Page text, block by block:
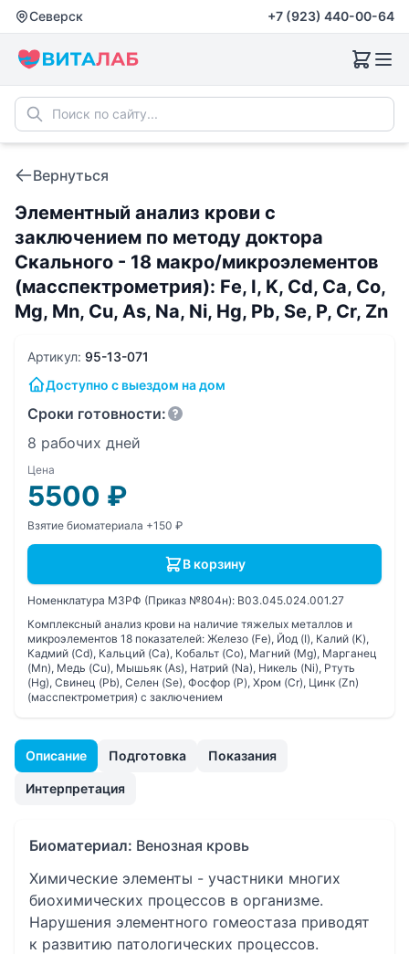
Северск +7 (923) 440-00-64
Вернуться
Элементный анализ крови с
заключением по методу доктора
Скального - 18 макро/микроэлементов
(масспектрометрия): Fе, I, K, Cd, Ca, Co,
Mg, Mn, Cu, As, Na, Ni, Hg, Pb, Se, P, Cr, Zn
Описание Подготовка Показания
Интерпретация
Биоматериал: Венозная кровь
Химические элементы - участники многих
биохимических процессов в организме.
Нарушения элементного гомеостаза приводят
к развитию патологических процессов.
Артикул: 95-13-071
Доступно с выездом на дом
Сроки готовности:
8 рабочих дней
Цена
5500 ₽
Взятие биоматериала +150 ₽
В корзину
Номенклатура МЗРФ (Приказ №804н): B03.045.024.001.27
Комплексный анализ крови на наличие тяжелых металлов и
микроэлементов 18 показателей: Железо (Fe), Йод (I), Калий (K),
Кадмий (Cd), Кальций (Ca), Кобальт (Co), Магний (Mg), Марганец
(Mn), Медь (Cu), Мышьяк (As), Натрий (Na), Никель (Ni), Ртуть
(Hg), Свинец (Pb), Селен (Se), Фосфор (P), Хром (Cr), Цинк (Zn)
(масспектрометрия) с заключением